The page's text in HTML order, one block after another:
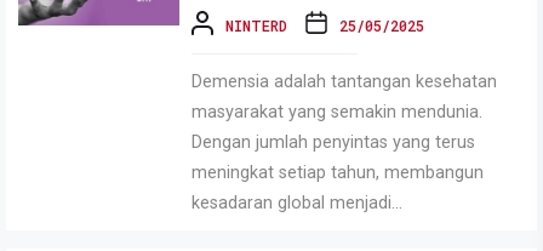
NINTERD 25/05/2025
Demensia adalah tantangan kesehatan
masyarakat yang semakin mendunia.
Dengan jumlah penyintas yang terus
meningkat setiap tahun, membangun
kesadaran global menjadi...